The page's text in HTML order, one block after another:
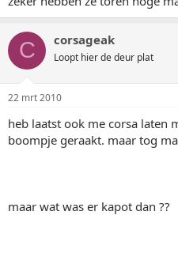
C corsageak
Loopt hier de deur plat
22 mrt 2010
heb laatst ook me corsa laten
boompje geraakt. maar tog
maar wat was er kapot dan ??